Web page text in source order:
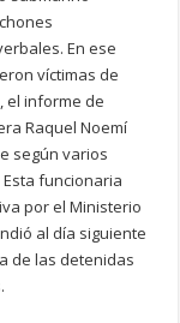
En ese
víctimas de
el informe de
Raquel Noemí
según varios
funcionaria
por el Ministerio
al día siguiente
de las detenidas